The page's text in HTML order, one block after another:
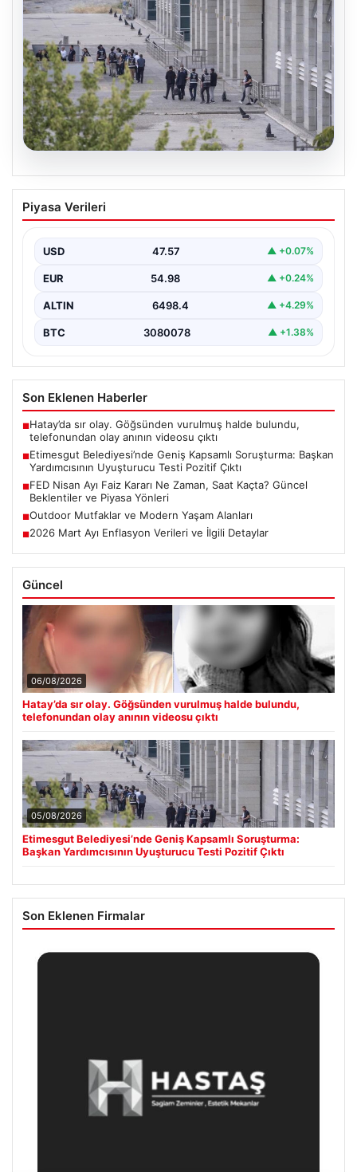
Etimesgut Belediyesi’nde Geniş
Kapsamlı Soruşturma: Başkan
Çıktı
Ankara'nın Etimesgut ilçesinde yer alan belediyeye
yönelik yürütülen kapsamlı bir soruşturmanın son
Piyasa Verileri
USD 47.57 ▲ +0.07%
EUR 54.98 ▲ +0.24%
ALTIN 6498.4 ▲ +4.29%
BTC 3080078 ▲ +1.38%
Son Eklenen Haberler
■Hatay’da sır olay. Göğsünden vurulmuş halde bulundu,
telefonundan olay anının videosu çıktı
■Etimesgut Belediyesi’nde Geniş Kapsamlı Soruşturma: Başkan
Yardımcısının Uyuşturucu Testi Pozitif Çıktı
■FED Nisan Ayı Faiz Kararı Ne Zaman, Saat Kaçta? Güncel
Beklentiler ve Piyasa Yönleri
■Outdoor Mutfaklar ve Modern Yaşam Alanları
■2026 Mart Ayı Enflasyon Verileri ve İlgili Detaylar
Güncel
06/08/2026
Hatay’da sır olay. Göğsünden vurulmuş halde bulundu,
telefonundan olay anının videosu çıktı
05/08/2026
Etimesgut Belediyesi’nde Geniş Kapsamlı Soruşturma:
Başkan Yardımcısının Uyuşturucu Testi Pozitif Çıktı
Son Eklenen Firmalar